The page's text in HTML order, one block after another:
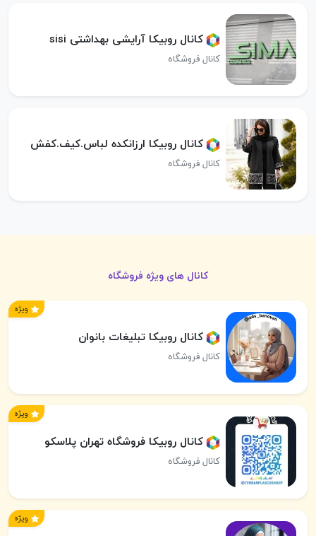
کانال روبیکا آرایشی بهداشتی sisi
کانال فروشگاه
کانال روبیکا ارزانکده لباس.کیف.کفش
کانال فروشگاه
کانال های ویژه فروشگاه
ویژه
کانال روبیکا تبلیغات بانوان
کانال فروشگاه
ویژه
کانال روبیکا فروشگاه تهران پلاسکو
کانال فروشگاه
ویژه